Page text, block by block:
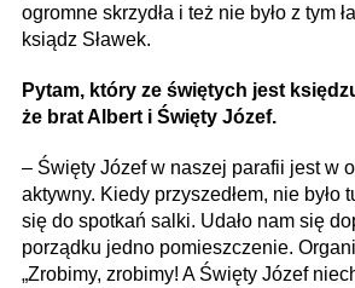
ogromne skrzydła i też nie było z tym
ksiądz Sławek.
Pytam, który ze świętych jest
że brat Albert i Święty Józef.
– Święty Józef w naszej parafii jest w
aktywny. Kiedy przyszedłem, nie było
się do spotkań salki. Udało nam się
porządku jedno pomieszczenie.
„Zrobimy, zrobimy! A Święty Józef